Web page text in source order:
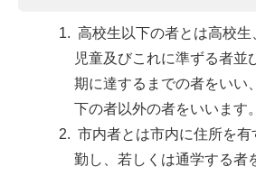
高校生以下の者とは高校
児童及びこれに準ずる者並
期に達するまでの者をいい
下の者以外の者をいいます。
市内者とは市内に住所を有
勤し、若しくは通学する者